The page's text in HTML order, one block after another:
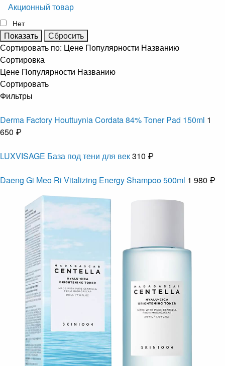
Акционный товар
Нет
Сортировать по: Цене Популярности Названию
Сортировка
Цене Популярности Названию
Сортировать
Фильтры
Derma Factory Houttuynia Cordata 84% Toner Pad 150ml 1
650 ₽
LUXVISAGE База под тени для век310 ₽
Daeng Gi Meo Ri Vitalizing Energy Shampoo 500ml 1 980 ₽